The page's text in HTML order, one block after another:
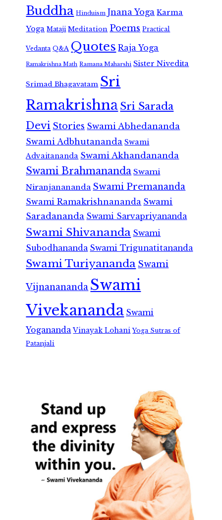
Buddha Hinduism Jnana Yoga Karma
Yoga Mataji Meditation Poems Practical
Vedanta Q&A Quotes Raja Yoga
Ramakrishna Math Ramana Maharshi Sister Nivedita
Srimad Bhagavatam Sri
RamakrishnaSri Sarada
Devi Stories Swami Abhedananda
Swami Adbhutananda Swami
Advaitananda Swami Akhandananda
Swami Brahmananda Swami
Niranjanananda Swami Premananda
Swami Ramakrishnananda Swami
Saradananda Swami Sarvapriyananda
Swami Shivananda Swami
Subodhananda Swami Trigunatitananda
Swami Turiyananda Swami
Vijnanananda Swami
Vivekananda Swami
Yogananda Vinayak Lohani Yoga Sutras of
Patanjali